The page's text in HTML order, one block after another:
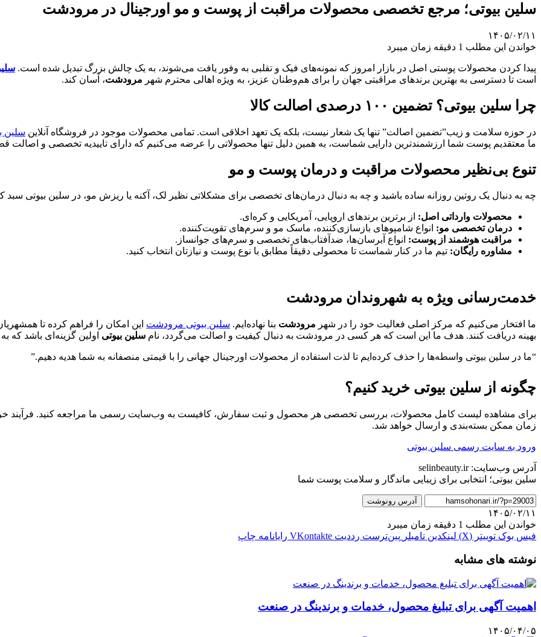
سلین بیوتی؛ مرجع تخصصی محصولات مراقبت از پوست و مو اورجینال در مرودشت
۱۴۰۵/۰۲/۱۱
خواندن این مطلب 1 دقیقه زمان میبرد
پیدا کردن محصولات پوستی اصل در بازار امروز که نمونه‌های فیک و تقلبی به وفور یافت می‌شوند، به یک چالش بزرگ تبدیل شده است.
است تا دسترسی به بهترین برندهای مراقبتی جهان را برای هم‌وطنان عزیز، به ویژه اهالی محترم شهر مرودشت، آسان کند.
چرا سلین بیوتی؟ تضمین ۱۰۰ درصدی اصالت کالا
در حوزه سلامت و زیب”تضمین اصالت” تنها یک شعار نیست، بلکه یک تعهد اخلاقی است. تمامی محصولات موجود در فروشگاه آنلاین سلین
ما معتقدیم پوست شما ارزشمندترین دارایی شماست، به همین دلیل تنها محصولاتی را عرضه می‌کنیم که دارای تاییدیه تخصصی و اصالت
تنوع بی‌نظیر محصولات مراقبت و درمان پوست و مو
چه به دنبال یک روتین روزانه ساده باشید و چه به دنبال درمان‌های تخصصی برای مشکلاتی نظیر لک، آکنه یا ریزش مو، در سلین بیوتی سبد
محصولات وارداتی اصل: از برترین برندهای اروپایی، آمریکایی و کره‌ای.
درمان تخصصی مو: انواع شامپوهای بازسازی‌کننده، ماسک مو و سرم‌های تقویت‌کننده.
مراقبت هوشمند از پوست: انواع آبرسان‌ها، ضدآفتاب‌های تخصصی و سرم‌های جوانساز.
مشاوره رایگان: تیم ما در کنار شماست تا محصولی دقیقاً مطابق با نوع پوست و نیازتان انتخاب کنید.
خدمت‌رسانی ویژه به شهروندان مرودشت
ما افتخار می‌کنیم که مرکز اصلی فعالیت خود را در شهر مرودشت بنا نهاده‌ایم. سلین بیوتی مرودشت این امکان را فراهم کرده تا
بهینه دریافت کنند. هدف ما این است که هر کسی در مرودشت به دنبال کیفیت و اصالت می‌گردد، نام سلین بیوتی اولین گزینه‌ای باشد
“ما در سلین بیوتی واسطه‌ها را حذف کرده‌ایم تا لذت استفاده از محصولات اورجینال جهانی را با قیمتی منصفانه به شما هدیه دهیم.”
چگونه از سلین بیوتی خرید کنیم؟
برای مشاهده لیست کامل محصولات، بررسی تخصصی هر محصول و ثبت سفارش، کافیست به وب‌سایت رسمی ما مراجعه کنید. فرآیند
زمان ممکن بسته‌بندی و ارسال خواهد شد.
ورود به سایت رسمی سلین بیوتی
آدرس وب‌سایت: selinbeauty.ir
سلین بیوتی؛ انتخابی برای زیبایی ماندگار و سلامت پوست شما
آدرس رونوشت
۱۴۰۵/۰۲/۱۱
خواندن این مطلب 1 دقیقه زمان میبرد
فیس بوک توییتر (X) لینکدین ‫تامبلر ‫پین‌ترست ‫رددیت ‫VKontakte رایانامه چاپ
نوشته های مشابه
اهمیت آگهی برای تبلیغ محصول، خدمات و برندینگ در صنعت
۱۴۰۵/۰۴/۰۵